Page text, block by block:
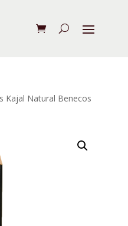
Kajal Natural Benecos